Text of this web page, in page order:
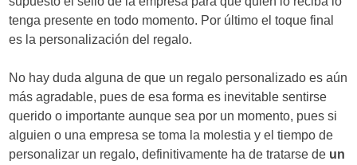
tenga presente en todo momento. Por último el toque final
es la personalización del regalo.
No hay duda alguna de que un regalo personalizado es aún
más agradable, pues de esa forma es inevitable sentirse
querido o importante aunque sea por un momento, pues si
alguien o una empresa se toma la molestia y el tiempo de
personalizar un regalo, definitivamente ha de tratarse de un